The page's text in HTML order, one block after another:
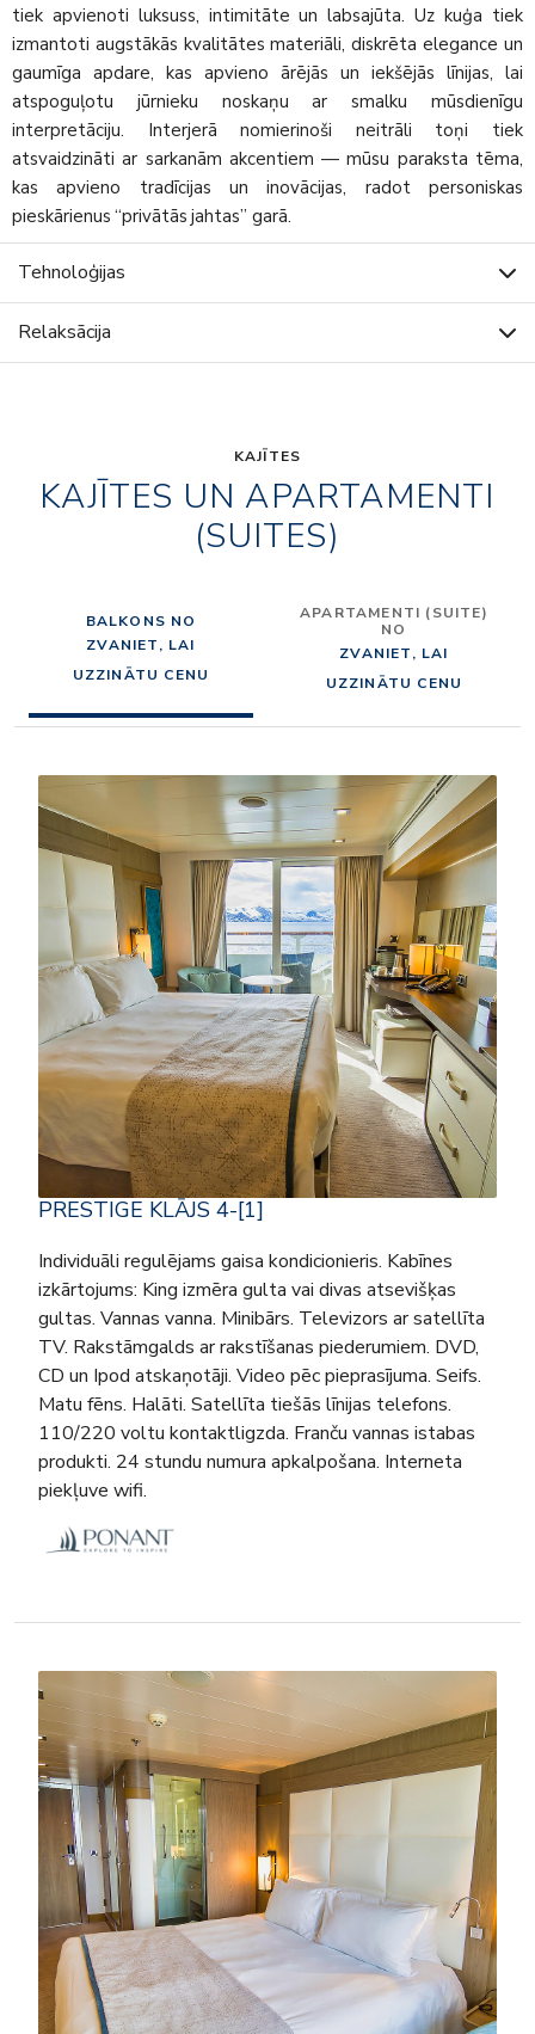
tiek apvienoti luksuss, intimitāte un labsajūta. Uz kuģa tiek
izmantoti augstākās kvalitātes materiāli, diskrēta elegance un
gaumīga apdare, kas apvieno ārējās un iekšējās līnijas, lai
atspoguļotu jūrnieku noskaņu ar smalku mūsdienīgu
interpretāciju. Interjerā nomierinoši neitrāli toņi tiek
atsvaidzināti ar sarkanām akcentiem — mūsu paraksta tēma,
kas apvieno tradīcijas un inovācijas, radot personiskas
pieskārienus “privātās jahtas” garā.
Tehnoloģijas
Relaksācija
KAJĪTES
KAJĪTES UN APARTAMENTI
(SUITES)
BALKONS NO
ZVANIET, LAI
UZZINĀTU CENU
APARTAMENTI (SUITE)
NO
ZVANIET, LAI
UZZINĀTU CENU
PRESTIGE KLĀJS 4-[1]
Individuāli regulējams gaisa kondicionieris. Kabīnes
izkārtojums: King izmēra gulta vai divas atsevišķas
gultas. Vannas vanna. Minibārs. Televizors ar satellīta
TV. Rakstāmgalds ar rakstīšanas piederumiem. DVD,
CD un Ipod atskaņotāji. Video pēc pieprasījuma. Seifs.
Matu fēns. Halāti. Satellīta tiešās līnijas telefons.
110/220 voltu kontaktligzda. Franču vannas istabas
produkti. 24 stundu numura apkalpošana. Interneta
piekļuve wifi.